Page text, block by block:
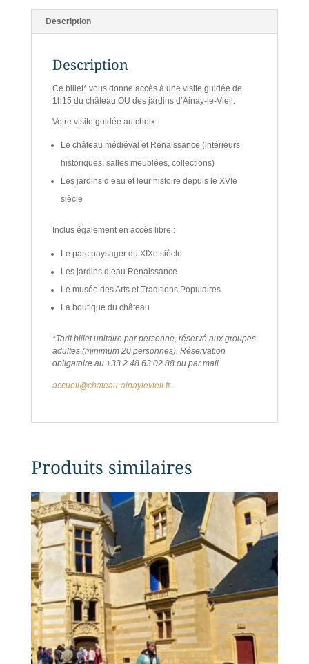
Description
Description
Ce billet* vous donne accès à une visite guidée de
1h15 du château OU des jardins d’Ainay-le-Vieil.
Votre visite guidée au choix :
Le château médiéval et Renaissance (intérieurs
historiques, salles meublées, collections)
Les jardins d’eau et leur histoire depuis le XVIe
siècle
Inclus également en accès libre :
Le parc paysager du XIXe siècle
Les jardins d’eau Renaissance
Le musée des Arts et Traditions Populaires
La boutique du château
*Tarif billet unitaire par personne, réservé aux groupes
adultes (minimum 20 personnes). Réservation
obligatoire au +33 2 48 63 02 88 ou par mail
accueil@chateau-ainaylevieil.fr.
Produits similaires